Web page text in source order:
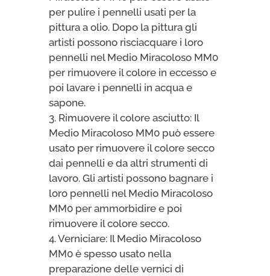
per pulire i pennelli usati per la
pittura a olio. Dopo la pittura gli
artisti possono risciacquare i loro
pennelli nel Medio Miracoloso MM0
per rimuovere il colore in eccesso e
poi lavare i pennelli in acqua e
sapone.
3. Rimuovere il colore asciutto: Il
Medio Miracoloso MM0 può essere
usato per rimuovere il colore secco
dai pennelli e da altri strumenti di
lavoro. Gli artisti possono bagnare i
loro pennelli nel Medio Miracoloso
MM0 per ammorbidire e poi
rimuovere il colore secco.
4. Verniciare: Il Medio Miracoloso
MM0 è spesso usato nella
preparazione delle vernici di